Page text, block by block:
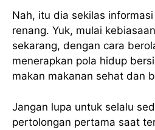
Nah, itu dia sekilas
renang. Yuk, mulai
sekarang, dengan cara
menerapkan pola hidup
makan makanan sehat dan
Jangan lupa untuk selalu
pertolongan pertama saat